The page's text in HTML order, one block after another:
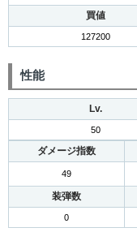
買値
127200
性能
Lv.
50
ダメージ指数
49
装弾数
0